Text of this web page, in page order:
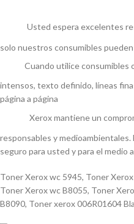
Usted espera excelentes
solo nuestros consumibles
Cuando utilice consumibles
intensos, texto definido, líneas
página a página
Xerox mantiene un
responsables y
seguro para usted y para el medio
Toner Xerox wc 5945, Toner
Toner Xerox wc B8055, Toner
B8090, Toner xerox 006R01604